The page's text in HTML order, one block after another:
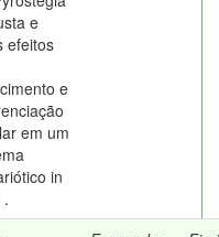
e
efeitos
e
em um
in
.